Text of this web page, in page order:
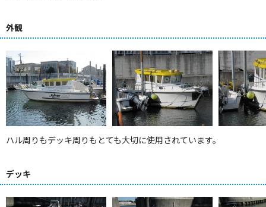
外観
ハル周りもデッキ周りもとても大切に使用されています。
デッキ